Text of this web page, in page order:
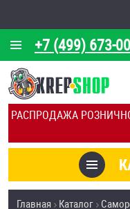
РАСПРОДАЖА
+7 (499) 673-
О КОМПАНИИ
КАЛЬКУЛЯТОР
ОТЗЫВЫ
УСЛУГИТовары со
Главная Каталог